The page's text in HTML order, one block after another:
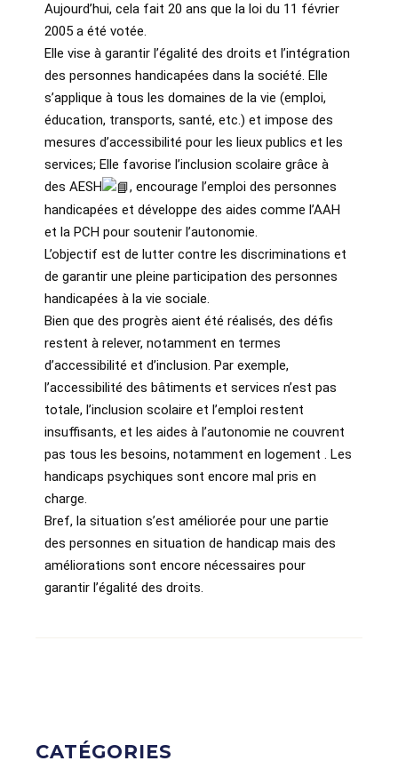
Aujourd’hui, cela fait 20 ans que la loi du 11 février
2005 a été votée.
Elle vise à garantir l’égalité des droits et l’intégration
des personnes handicapées dans la société. Elle
s’applique à tous les domaines de la vie (emploi,
éducation, transports, santé, etc.) et impose des
mesures d’accessibilité pour les lieux publics et les
services; Elle favorise l’inclusion scolaire grâce à
des AESH
, encourage l’emploi des personnes
handicapées et développe des aides comme l’AAH
et la PCH pour soutenir l’autonomie.
L’objectif est de lutter contre les discriminations et
de garantir une pleine participation des personnes
handicapées à la vie sociale.
Bien que des progrès aient été réalisés, des défis
restent à relever, notamment en termes
d’accessibilité et d’inclusion. Par exemple,
l’accessibilité des bâtiments et services n’est pas
totale, l’inclusion scolaire et l’emploi restent
insuffisants, et les aides à l’autonomie ne couvrent
pas tous les besoins, notamment en logement . Les
handicaps psychiques sont encore mal pris en
charge.
Bref, la situation s’est améliorée pour une partie
des personnes en situation de handicap mais des
améliorations sont encore nécessaires pour
garantir l’égalité des droits.
CATÉGORIES